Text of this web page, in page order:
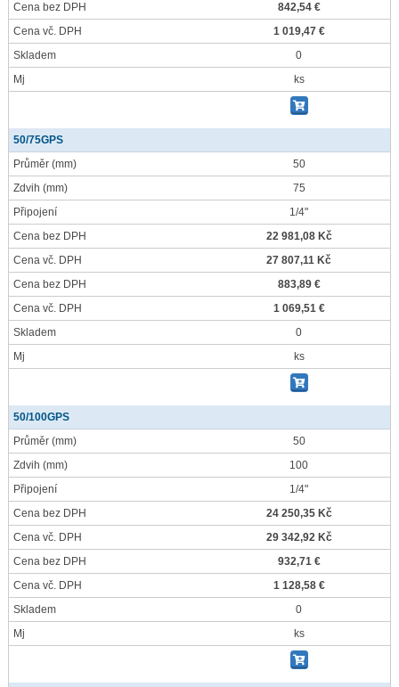
Cena bez DPH
842,54 €
Cena vč. DPH
1 019,47 €
Skladem
0
Mj
ks
50/75GPS
Průměr (mm)
50
Zdvih (mm)
75
Připojení
1/4"
Cena bez DPH
22 981,08 Kč
Cena vč. DPH
27 807,11 Kč
Cena bez DPH
883,89 €
Cena vč. DPH
1 069,51 €
Skladem
0
Mj
ks
50/100GPS
Průměr (mm)
50
Zdvih (mm)
100
Připojení
1/4"
Cena bez DPH
24 250,35 Kč
Cena vč. DPH
29 342,92 Kč
Cena bez DPH
932,71 €
Cena vč. DPH
1 128,58 €
Skladem
0
Mj
ks